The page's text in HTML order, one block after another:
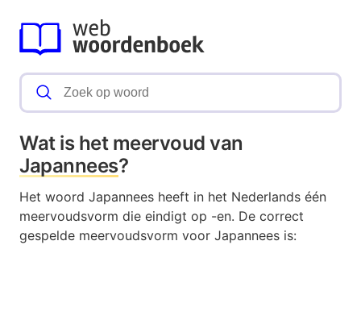
Wat is het meervoud van
Japannees?
Het woord Japannees heeft in het Nederlands één
meervoudsvorm die eindigt op -en. De correct
gespelde meervoudsvorm voor Japannees is: